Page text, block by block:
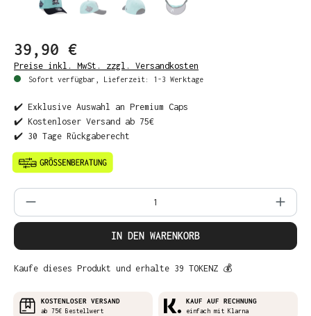
39,90 €
Preise inkl. MwSt. zzgl. Versandkosten
Sofort verfügbar, Lieferzeit: 1-3 Werktage
✔️ Exklusive Auswahl an Premium Caps
✔️ Kostenloser Versand ab 75€
✔️ 30 Tage Rückgaberecht
Produkt Anzahl: Gib den gewünschten
IN DEN WARENKORB
Kaufe dieses Produkt und erhalte 39 TOKENZ 💰
KOSTENLOSER VERSAND
ab 75€ Bestellwert
KAUF AUF RECHNUNG
einfach mit Klarna